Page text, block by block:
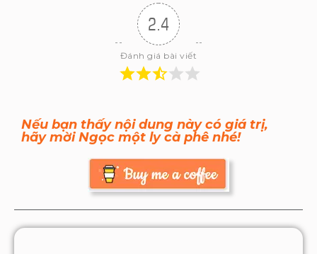
2.4
Đánh giá bài viết
Nếu bạn thấy nội dung này có giá trị,
hãy mời Ngọc một ly cà phê nhé!